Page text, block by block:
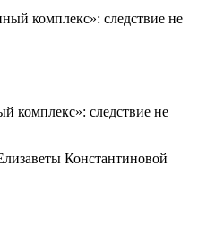
комплекс»: следствие не